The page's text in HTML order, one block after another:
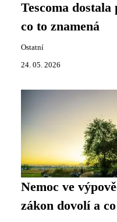
Tescoma
co to znamená
Ostatní
24. 05. 2026
Nemoc ve
zákon dovolí a